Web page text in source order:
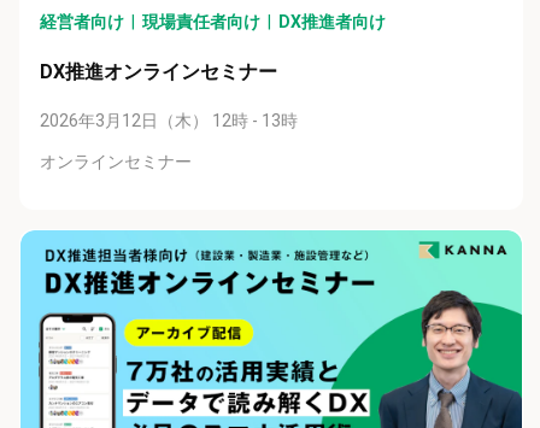
経営者向け 現場責任者向け DX推進者向け
DX推進オンラインセミナー
2026年3月12日（木） 12時 - 13時
オンラインセミナー